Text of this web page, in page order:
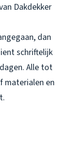
Dakdekker
dan
schriftelijk
Alle tot
materialen en